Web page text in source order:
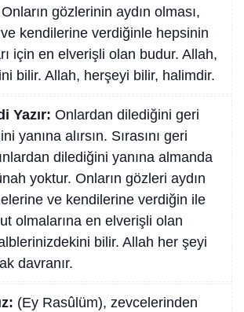
gözlerinin aydın olması,
kendilerine verdiğinle hepsinin
için en elverişli olan budur. Allah,
bilir. Allah, herşeyi bilir, halimdir.
Yazır: Onlardan dilediğini geri
yanına alırsın. Sırasını geri
dilediğini yanına almanda
yoktur. Onların gözleri aydın
ve kendilerine verdiğin ile
olmalarına en elverişli olan
bilir. Allah her şeyi
davranır.
(Ey Rasûlüm), zevcelerinden